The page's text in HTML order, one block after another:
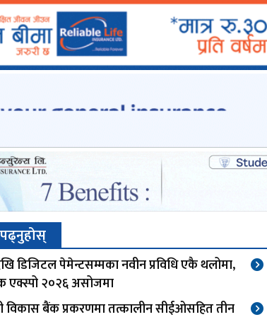
डिजिटल पेमेन्टसम्मका नवीन प्रविधि एकै थलोमा,
एक्स्पो २०२६ असोजमा
विकास बैंक प्रकरणमा तत्कालीन सीईओसहित तीन